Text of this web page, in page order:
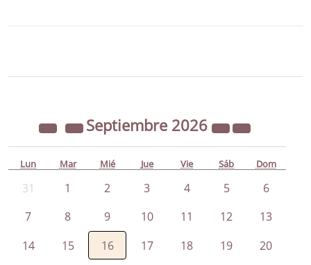
Septiembre 2026
Lun Mar Mié Jue Vie Sáb Dom
31 1 2 3 4 5
6
7
8 9 10 11 12
13
14
15 16 17 18 19 20